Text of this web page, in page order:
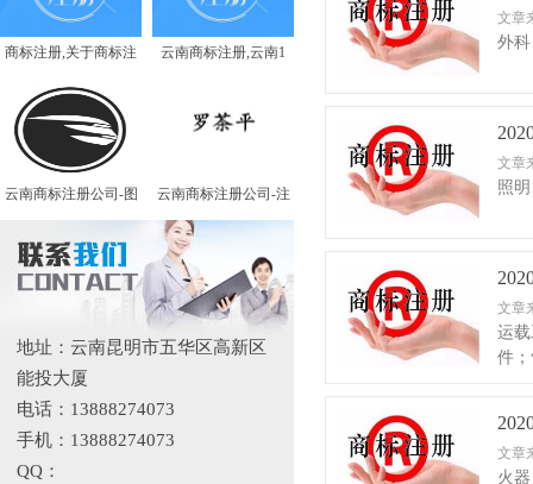
商标注册,关于商标注 云南商标注册,云南1
云南商标注册公司-图 云南商标注册公司-注
地址：云南昆明市五华区高新区
能投大厦
电话：13888274073
手机：13888274073
QQ：
文章
外
文章
照
文章
运
件
文章
火